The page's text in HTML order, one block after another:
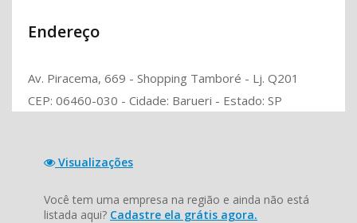
Endereço
Av. Piracema, 669 - Shopping Tamboré - Lj. Q201
CEP: 06460-030 - Cidade: Barueri - Estado: SP
Visualizações
Você tem uma empresa na região e ainda não está
listada aqui? Cadastre ela grátis agora.